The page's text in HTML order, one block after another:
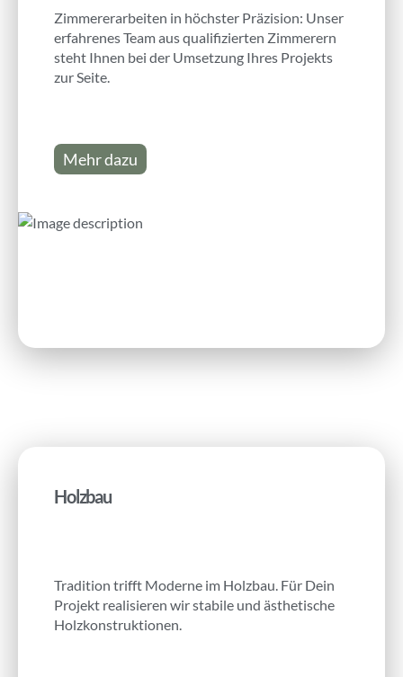
Zimmererarbeiten in höchster Präzision: Unser
erfahrenes Team aus qualifizierten Zimmerern
steht Ihnen bei der Umsetzung Ihres Projekts
zur Seite.
Mehr dazu
Holzbau
Tradition trifft Moderne im Holzbau. Für Dein
Projekt realisieren wir stabile und ästhetische
Holzkonstruktionen.